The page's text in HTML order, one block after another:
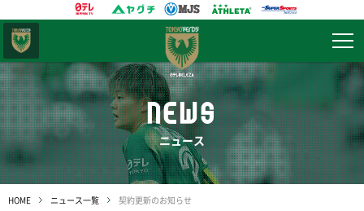
NEWS
ニュース
HOME ニュース一覧 契約更新のお知らせ